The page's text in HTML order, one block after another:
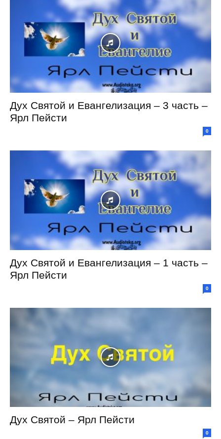
Дух Святой и Евангелизация – 3 часть –
Ярл Пейсти
0
Дух Святой и Евангелизация – 1 часть –
Ярл Пейсти
0
Дух Святой – Ярл Пейсти
0